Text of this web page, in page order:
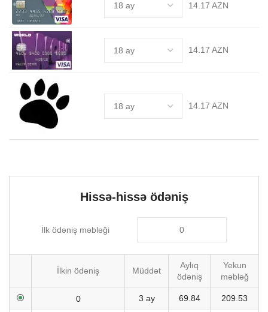
14.17 AZN
14.17 AZN
14.17 AZN
Hissə-hissə ödəniş
İlk ödəniş məbləği
İlkin ödəniş Müddət
Aylıq
ödəniş
Yekun
məbləğ
3 ay 69.84 209.53